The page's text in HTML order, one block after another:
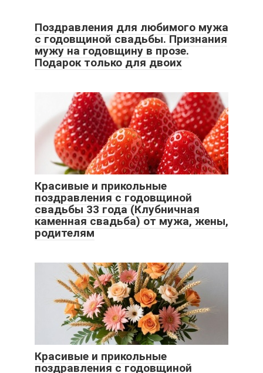
Поздравления для любимого мужа
с годовщиной свадьбы. Признания
мужу на годовщину в прозе.
Подарок только для двоих
Красивые и прикольные
поздравления с годовщиной
свадьбы 33 года (Клубничная
каменная свадьба) от мужа, жены,
родителям
Красивые и прикольные
поздравления с годовщиной